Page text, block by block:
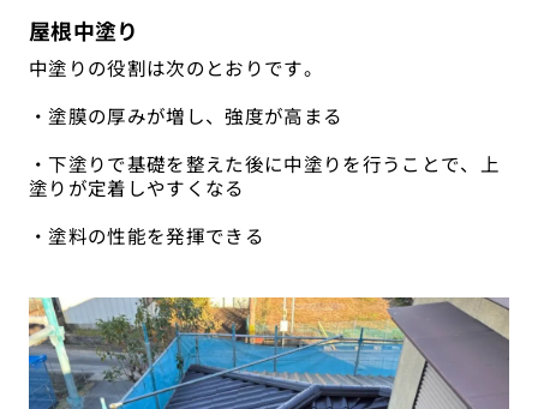
屋根中塗り
中塗りの役割は次のとおりです。
・塗膜の厚みが増し、強度が高まる
・下塗りで基礎を整えた後に中塗りを行うことで、上
塗りが定着しやすくなる
・塗料の性能を発揮できる